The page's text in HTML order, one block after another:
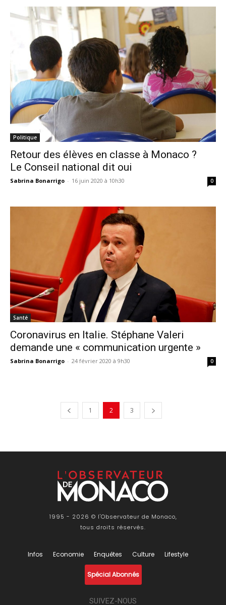
Politique
Retour des élèves en classe à Monaco ?
Le Conseil national dit oui
Sabrina Bonarrigo - 16 juin 2020 à 10h30 0
Santé
Coronavirus en Italie. Stéphane Valeri
demande une « communication urgente »
Sabrina Bonarrigo - 24 février 2020 à 9h30 0
1 2 3
1995 - 2026 © l'Observateur de Monaco,
tous droits réservés.
Infos Economie Enquêtes Culture Lifestyle
Spécial Abonnés
SUIVEZ-NOUS